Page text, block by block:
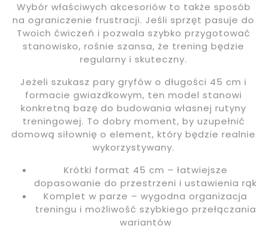
Wybór właściwych akcesoriów to także sposób
na ograniczenie frustracji. Jeśli sprzęt pasuje do
Twoich ćwiczeń i pozwala szybko przygotować
stanowisko, rośnie szansa, że trening będzie
regularny i skuteczny.
Jeżeli szukasz pary gryfów o długości 45 cm i
formacie gwiazdkowym, ten model stanowi
konkretną bazę do budowania własnej rutyny
treningowej. To dobry moment, by uzupełnić
domową siłownię o element, który będzie realnie
wykorzystywany.
Krótki format 45 cm – łatwiejsze
dopasowanie do przestrzeni i ustawienia rąk
Komplet w parze – wygodna organizacja
treningu i możliwość szybkiego przełączania
wariantów